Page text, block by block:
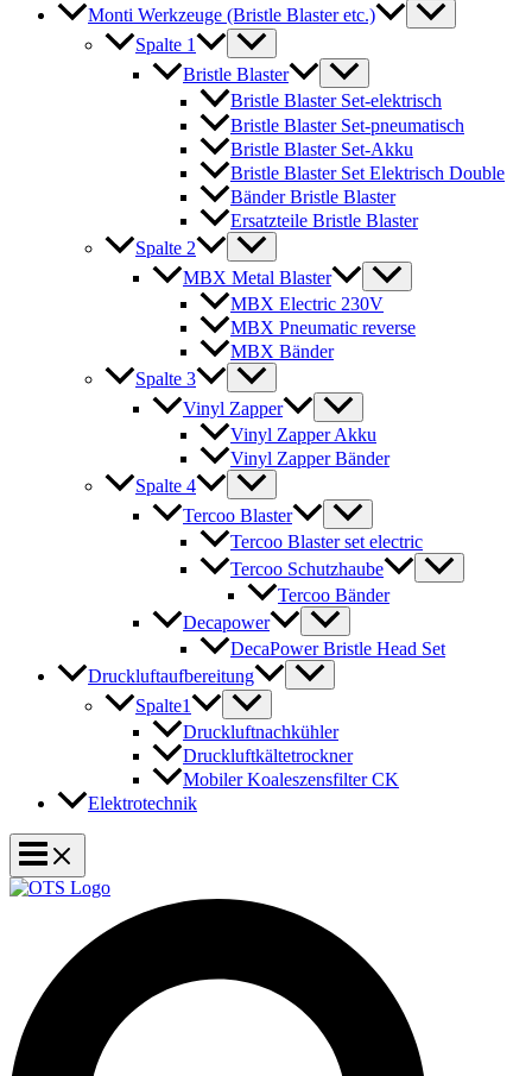
Monti Werkzeuge (Bristle Blaster etc.)
Spalte 1
Bristle Blaster
Bristle Blaster Set-elektrisch
Bristle Blaster Set-pneumatisch
Bristle Blaster Set-Akku
Bristle Blaster Set Elektrisch Double
Bänder Bristle Blaster
Ersatzteile Bristle Blaster
Spalte 2
MBX Metal Blaster
MBX Electric 230V
MBX Pneumatic reverse
MBX Bänder
Spalte 3
Vinyl Zapper
Vinyl Zapper Akku
Vinyl Zapper Bänder
Spalte 4
Tercoo Blaster
Tercoo Blaster set electric
Tercoo Schutzhaube
Tercoo Bänder
Decapower
DecaPower Bristle Head Set
Druckluftaufbereitung
Spalte1
Druckluftnachkühler
Druckluftkältetrockner
Mobiler Koaleszensfilter CK
Elektrotechnik